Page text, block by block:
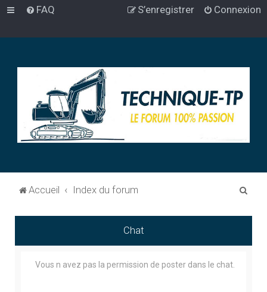
FAQ Connexion
S’enregistrer
Accueil Index du forum
Chat
Vous n avez pas la permission de poster dans le chat.